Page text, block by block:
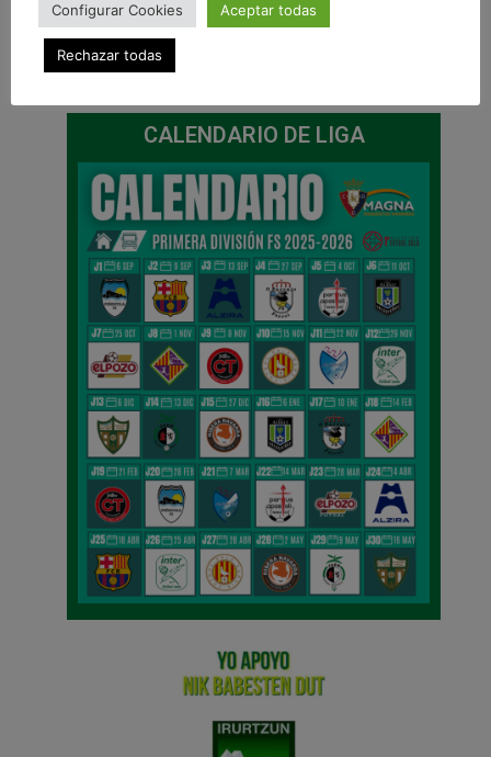
ANTERIOR
CALENDARIO DE LIGA
Configurar Cookies Aceptar todas
Rechazar todas